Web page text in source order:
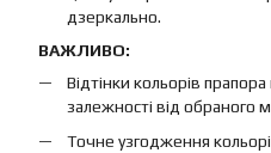
дзеркально.
ВАЖЛИВО:
Відтінки кольорів
залежності від обраного
Точне узгодження